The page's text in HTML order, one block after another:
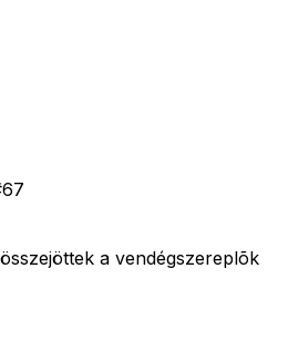
67
a vendégszereplõk